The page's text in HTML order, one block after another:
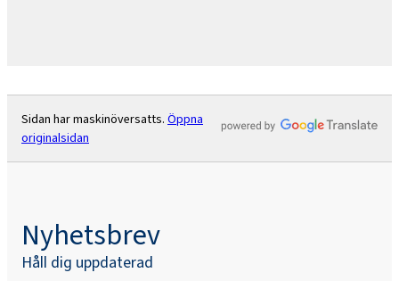
Sidan har maskinöversatts. Öppna
originalsidan
Nyhetsbrev
Håll dig uppdaterad